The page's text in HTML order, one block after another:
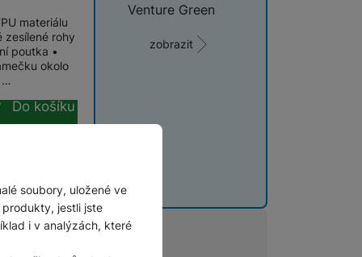
soubory, uložené ve
jestli jste
i v analýzách, které
materiálu
zesílené rohy
poutka •
okolo
…
Do košíku
Venture Green
zobrazit